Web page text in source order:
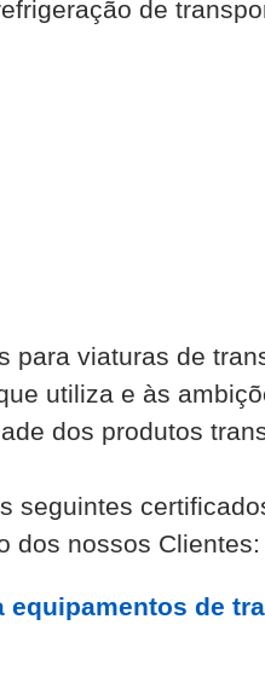
de
para viaturas de
utiliza e às
dos produtos
seguintes
dos nossos Clientes:
de